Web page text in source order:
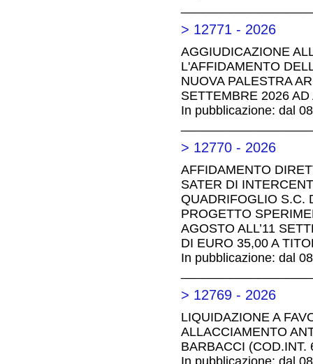
> 12771 - 2026
AGGIUDICAZIONE
L'AFFIDAMENTO
NUOVA PALESTRA
SETTEMBRE 2026
In pubblicazione: dal
> 12770 - 2026
AFFIDAMENTO
SATER DI
QUADRIFOGLIO S.C.
PROGETTO
AGOSTO ALL’11
DI EURO 35,00 A
In pubblicazione: dal
> 12769 - 2026
LIQUIDAZIONE A
ALLACCIAMENTO
BARBACCI (COD.INT.
In pubblicazione: dal